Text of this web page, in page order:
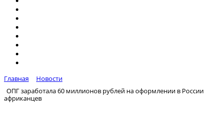
Главная
Новости
ОПГ заработала 60 миллионов рублей на оформлении в России
африканцев